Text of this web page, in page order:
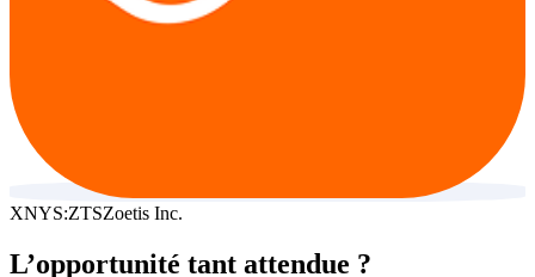
XNYS:ZTSZoetis Inc.
L’opportunité tant attendue ?